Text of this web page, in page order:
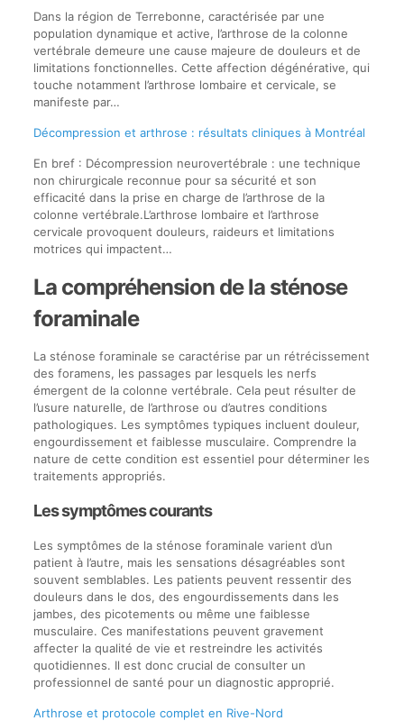
Dans la région de Terrebonne, caractérisée par une
population dynamique et active, l’arthrose de la colonne
vertébrale demeure une cause majeure de douleurs et de
limitations fonctionnelles. Cette affection dégénérative, qui
touche notamment l’arthrose lombaire et cervicale, se
manifeste par…
Décompression et arthrose : résultats cliniques à Montréal
En bref : Décompression neurovertébrale : une technique
non chirurgicale reconnue pour sa sécurité et son
efficacité dans la prise en charge de l’arthrose de la
colonne vertébrale.L’arthrose lombaire et l’arthrose
cervicale provoquent douleurs, raideurs et limitations
motrices qui impactent…
La compréhension de la sténose
foraminale
La sténose foraminale se caractérise par un rétrécissement
des foramens, les passages par lesquels les nerfs
émergent de la colonne vertébrale. Cela peut résulter de
l’usure naturelle, de l’arthrose ou d’autres conditions
pathologiques. Les symptômes typiques incluent douleur,
engourdissement et faiblesse musculaire. Comprendre la
nature de cette condition est essentiel pour déterminer les
traitements appropriés.
Les symptômes courants
Les symptômes de la sténose foraminale varient d’un
patient à l’autre, mais les sensations désagréables sont
souvent semblables. Les patients peuvent ressentir des
douleurs dans le dos, des engourdissements dans les
jambes, des picotements ou même une faiblesse
musculaire. Ces manifestations peuvent gravement
affecter la qualité de vie et restreindre les activités
quotidiennes. Il est donc crucial de consulter un
professionnel de santé pour un diagnostic approprié.
Arthrose et protocole complet en Rive-Nord